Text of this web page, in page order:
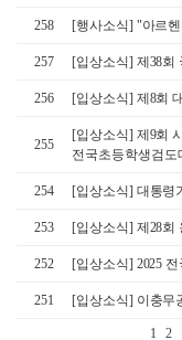
258 [행사소식] "아르
257 [입상소식] 제38회
256 [입상소식] 제8회
255
[입상소식] 제9회
전국초등학생검도
254 [입상소식] 대통령
253 [입상소식] 제28회
252 [입상소식] 2025
251 [입상소식] 이충무
1 2